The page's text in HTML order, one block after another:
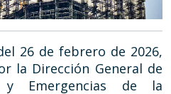
26 de febrero de 2026,
la Dirección General de
y Emergencias de la